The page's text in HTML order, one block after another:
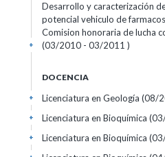
Desarrollo y caracterización
potencial vehiculo de
Comision honoraria de lucha
(03/2010 - 03/2011 )
+
DOCENCIA
Licenciatura en Geología (08/
+
Licenciatura en Bioquímica
+
Licenciatura en Bioquímica
+